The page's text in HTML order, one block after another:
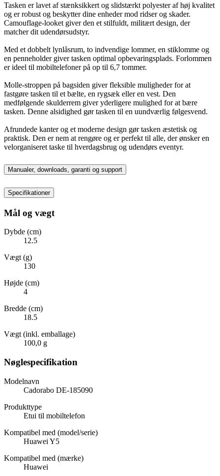
Tasken er lavet af stænksikkert og slidstærkt polyester af høj kvalitet
og er robust og beskytter dine enheder mod ridser og skader.
Camouflage-looket giver den et stilfuldt, militært design, der
matcher dit udendørsudstyr.
Med et dobbelt lynlåsrum, to indvendige lommer, en stiklomme og
en penneholder giver tasken optimal opbevaringsplads. Forlommen
er ideel til mobiltelefoner på op til 6,7 tommer.
Molle-stroppen på bagsiden giver fleksible muligheder for at
fastgøre tasken til et bælte, en rygsæk eller en vest. Den
medfølgende skulderrem giver yderligere mulighed for at bære
tasken. Denne alsidighed gør tasken til en uundværlig følgesvend.
Afrundede kanter og et moderne design gør tasken æstetisk og
praktisk. Den er nem at rengøre og er perfekt til alle, der ønsker en
velorganiseret taske til hverdagsbrug og udendørs eventyr.
Manualer, downloads, garanti og support
Specifikationer
Mål og vægt
Dybde (cm)
12.5
Vægt (g)
130
Højde (cm)
4
Bredde (cm)
18.5
Vægt (inkl. emballage)
100,0 g
Nøglespecifikation
Modelnavn
Cadorabo DE-185090
Produkttype
Etui til mobiltelefon
Kompatibel med (model/serie)
Huawei Y5
Kompatibel med (mærke)
Huawei